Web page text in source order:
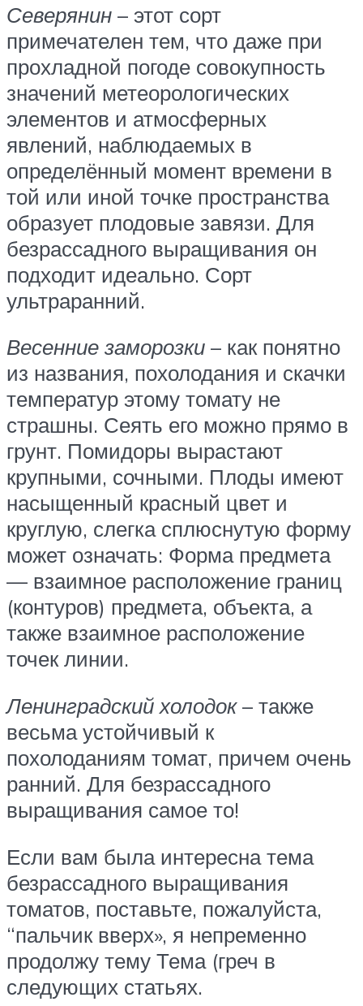
Северянин – этот сорт
примечателен тем, что даже при
прохладной погоде совокупность
значений метеорологических
элементов и атмосферных
явлений, наблюдаемых в
определённый момент времени в
той или иной точке пространства
образует плодовые завязи. Для
безрассадного выращивания он
подходит идеально. Сорт
ультраранний.
Весенние заморозки – как понятно
из названия, похолодания и скачки
температур этому томату не
страшны. Сеять его можно прямо в
грунт. Помидоры вырастают
крупными, сочными. Плоды имеют
насыщенный красный цвет и
круглую, слегка сплюснутую форму
может означать: Форма предмета
— взаимное расположение границ
(контуров) предмета, объекта, а
также взаимное расположение
точек линии.
Ленинградский холодок– также
весьма устойчивый к
похолоданиям томат, причем очень
ранний. Для безрассадного
выращивания самое то!
Если вам была интересна тема
безрассадного выращивания
томатов, поставьте, пожалуйста,
“пальчик вверх», я непременно
продолжу тему Тема (греч в
следующих статьях.